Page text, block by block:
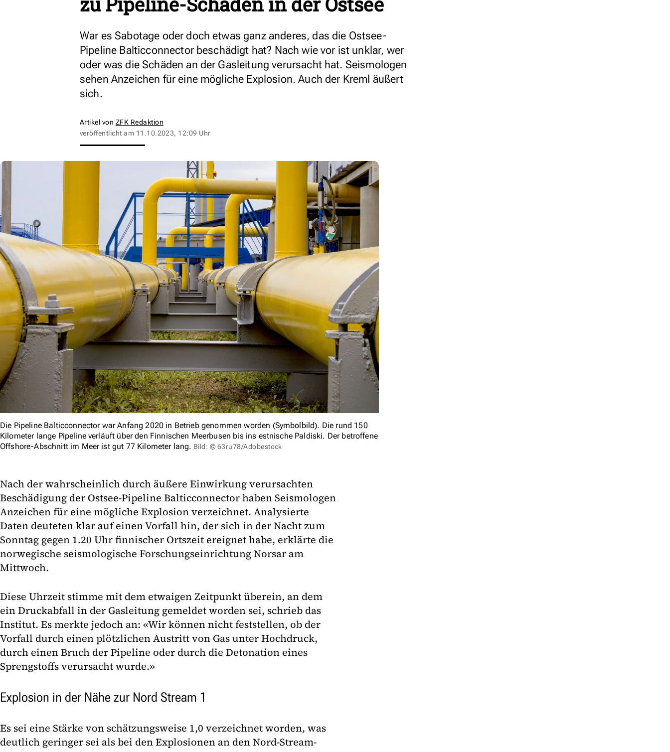
War es Sabotage oder doch etwas ganz anderes, das die Ostsee-
Pipeline Balticconnector beschädigt hat? Nach wie vor ist unklar, wer
oder was die Schäden an der Gasleitung verursacht hat. Seismologen
sehen Anzeichen für eine mögliche Explosion. Auch der Kreml äußert
sich.
Artikel von ZFK Redaktion
veröffentlicht am 11.10.2023, 12:09 Uhr
Die Pipeline Balticconnector war Anfang 2020 in Betrieb genommen worden (Symbolbild). Die rund 150
Kilometer lange Pipeline verläuft über den Finnischen Meerbusen bis ins estnische Paldiski. Der betroffene
Offshore-Abschnitt im Meer ist gut 77 Kilometer lang. Bild: © 63ru78/Adobestock
Nach der wahrscheinlich durch äußere Einwirkung verursachten
Beschädigung der Ostsee-Pipeline Balticconnector haben Seismologen
Anzeichen für eine mögliche Explosion verzeichnet. Analysierte
Daten deuteten klar auf einen Vorfall hin, der sich in der Nacht zum
Sonntag gegen 1.20 Uhr finnischer Ortszeit ereignet habe, erklärte die
norwegische seismologische Forschungseinrichtung Norsar am
Mittwoch.
Diese Uhrzeit stimme mit dem etwaigen Zeitpunkt überein, an dem
ein Druckabfall in der Gasleitung gemeldet worden sei, schrieb das
Institut. Es merkte jedoch an: «Wir können nicht feststellen, ob der
Vorfall durch einen plötzlichen Austritt von Gas unter Hochdruck,
durch einen Bruch der Pipeline oder durch die Detonation eines
Sprengstoffs verursacht wurde.»
Explosion in der Nähe zur Nord Stream 1
Es sei eine Stärke von schätzungsweise 1,0 verzeichnet worden, was
deutlich geringer sei als bei den Explosionen an den Nord-Stream-